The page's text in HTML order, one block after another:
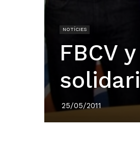
NOTÍCIES
FBCV
25/05/2011